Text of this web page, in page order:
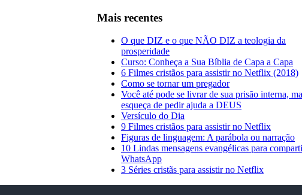
Mais recentes
O que DIZ e o que NÃO DIZ a teologia da
prosperidade
Curso: Conheça a Sua Bíblia de Capa a Capa
6 Filmes cristãos para assistir no Netflix (2018)
Como se tornar um pregador
Você até pode se livrar de sua prisão interna,
esqueça de pedir ajuda a DEUS
Versículo do Dia
9 Filmes cristãos para assistir no Netflix
Figuras de linguagem: A parábola ou narração
10 Lindas mensagens evangélicas para
WhatsApp
3 Séries cristãs para assistir no Netflix